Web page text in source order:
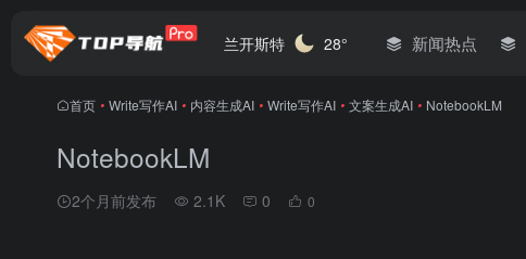
兰开斯特 28° 新闻热点
首页 • Write写作AI • 内容生成AI • Write写作AI • 文案生成AI • NotebookLM
NotebookLM
2个月前发布 2.1K 0 0